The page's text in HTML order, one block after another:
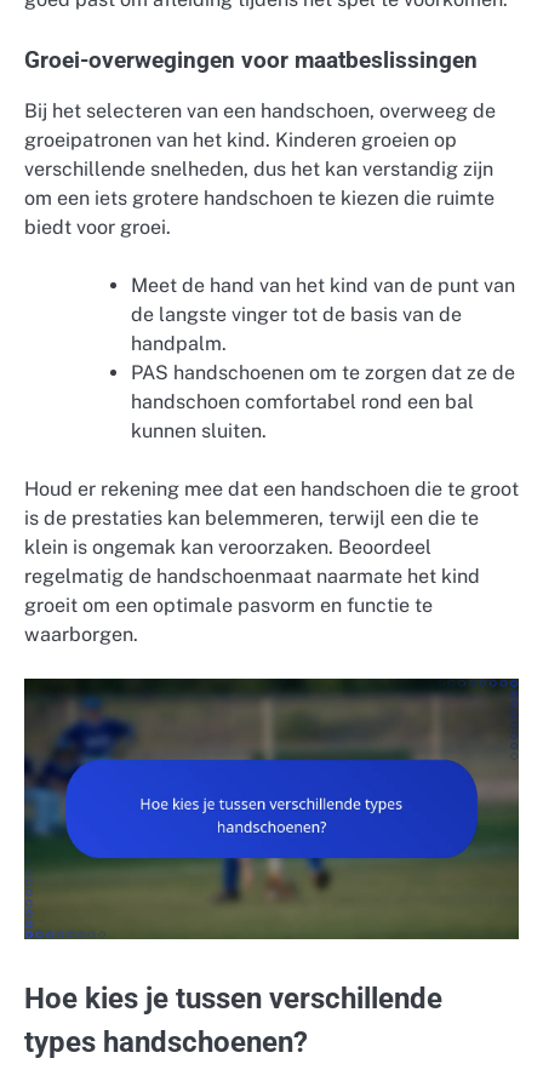
Groei-overwegingen voor maatbeslissingen
Bij het selecteren van een handschoen, overweeg de
groeipatronen van het kind. Kinderen groeien op
verschillende snelheden, dus het kan verstandig zijn
om een iets grotere handschoen te kiezen die ruimte
biedt voor groei.
Meet de hand van het kind van de punt van
de langste vinger tot de basis van de
handpalm.
PAS handschoenen om te zorgen dat ze de
handschoen comfortabel rond een bal
kunnen sluiten.
Houd er rekening mee dat een handschoen die te groot
is de prestaties kan belemmeren, terwijl een die te
klein is ongemak kan veroorzaken. Beoordeel
regelmatig de handschoenmaat naarmate het kind
groeit om een optimale pasvorm en functie te
waarborgen.
Hoe kies je tussen verschillende
types handschoenen?